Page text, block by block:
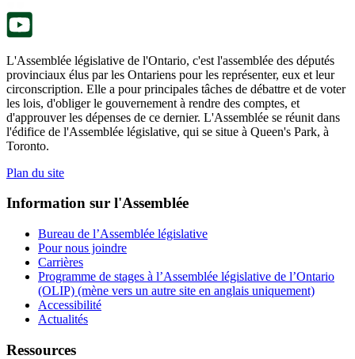
L'Assemblée législative de l'Ontario, c'est l'assemblée des députés
provinciaux élus par les Ontariens pour les représenter, eux et leur
circonscription. Elle a pour principales tâches de débattre et de voter
les lois, d'obliger le gouvernement à rendre des comptes, et
d'approuver les dépenses de ce dernier. L'Assemblée se réunit dans
l'édifice de l'Assemblée législative, qui se situe à Queen's Park, à
Toronto.
Plan du site
Information sur l'Assemblée
Bureau de l’Assemblée législative
Pour nous joindre
Carrières
Programme de stages à l’Assemblée législative de l’Ontario
(OLIP) (mène vers un autre site en anglais uniquement)
Accessibilité
Actualités
Ressources